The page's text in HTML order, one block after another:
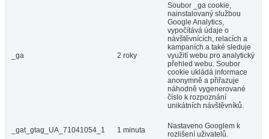
_ga 2 roky
Soubor _ga cookie,
nainstalovaný službou
Google Analytics,
vypočítává údaje o
návštěvnících, relacích a
kampaních a také sleduje
využití webu pro analytický
přehled webu. Soubor
cookie ukládá informace
anonymně a přiřazuje
náhodně vygenerované
číslo k rozpoznání
unikátních návštěvníků.
_gat_gtag_UA_71041054_1 1 minuta
Nastaveno Googlem k
rozlišení uživatelů.